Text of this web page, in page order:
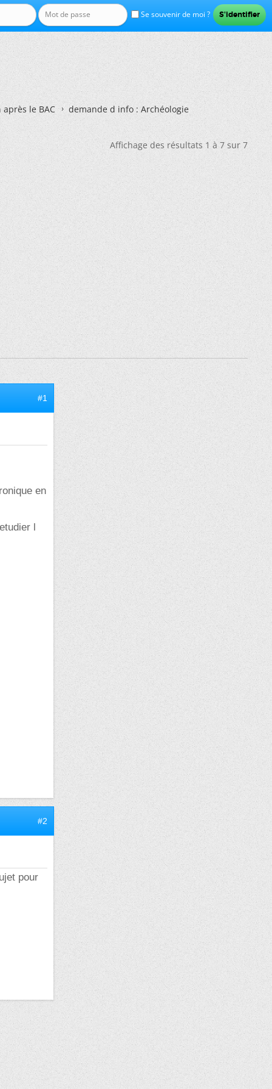
Se souvenir de moi ?
le BAC demande d info : Archéologie
Affichage des résultats 1 à 7 sur 7
#1
en
l
#2
pour